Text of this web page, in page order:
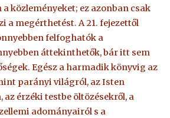
közleményeket; ez azonban csak
a megérthetést. A 21. fejezettől
felfoghatók a
áttekinthetők, bár itt sem
Egész a harmadik könyvig az
parányi világról, az Isten
érzéki testbe öltözésekről, a
adományairól s a